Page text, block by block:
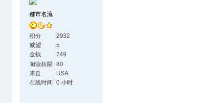
都市名流
积分
2932
威望
5
金钱
749
阅读权限 80
来自
USA
在线时间
0 小时